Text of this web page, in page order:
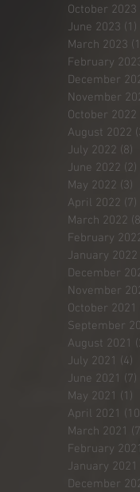
October 2023
June 2023 (1)
March 2023
February
December
November
October 2022
August 2022
July 2022 (8)
June 2022 (2)
May 2022 (3)
April 2022 (7)
March 2022
February
January 2022
December
November
October 2021
September
August 2021
July 2021 (4)
June 2021 (7)
May 2021 (1)
April 2021
March 2021
February 2021
January 2021
December